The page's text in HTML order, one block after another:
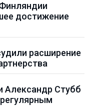
достижение
расширение
Александр Стубб